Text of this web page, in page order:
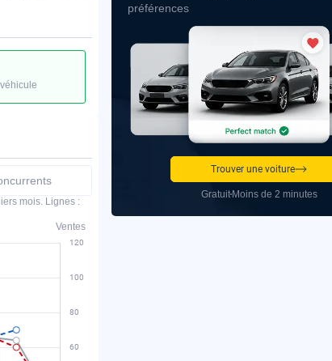
mois. Lignes :
Ventes
préférences
Trouver une voiture
GratuitMoins de 2 minutes